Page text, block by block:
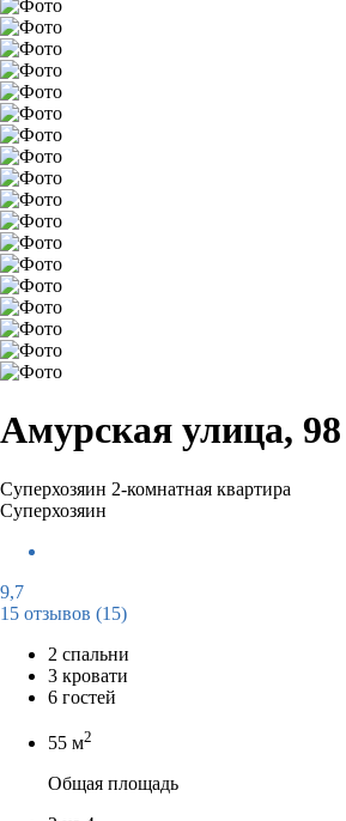
Амурская улица, 98
Суперхозяин 2-комнатная квартира
Суперхозяин
9,7
15 отзывов (15)
2 спальни
3 кровати
6 гостей
55 м2
Общая площадь